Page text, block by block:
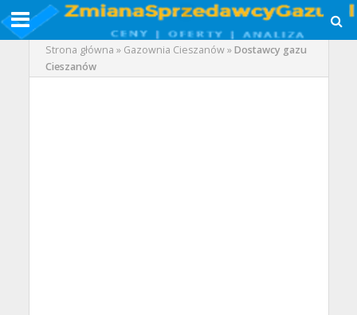
Strona główna » Gazownia Cieszanów»Dostawcy gazu
Cieszanów